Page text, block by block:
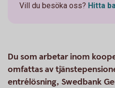
Vill du besöka oss? Hitta
Du som arbetar inom
omfattas av
entrélösning, Swedbank